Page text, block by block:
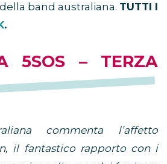
band australiana. TUTTI I
.
5SOS – TERZA
commenta l’affetto
il fantastico rapporto con i